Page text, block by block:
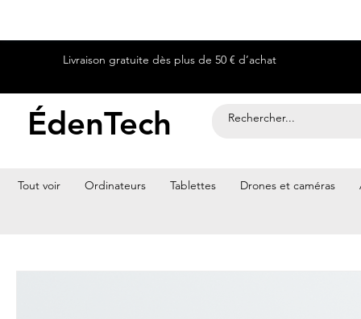
Livraison gratuite dès plus de 50 € d’achat
ÉdenTech
Tout voir Ordinateurs Tablettes Drones et caméras